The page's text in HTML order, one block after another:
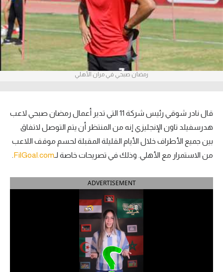
ركن الألعاب
بطولات
أمريكا 2026
الدوري الإسباني
الدوري الإيطالي
الدوري السعودي للمحترفين
رمضان صبحي في مران الأهلي
قال نادر شوقي رئيس شركة 11 التي تدير أعمال رمضان صبحي لاعب
هدرسفيلد تاون الإنجليزي إنه من المنتظر أن يتم التوصل لاتفاق
بين جميع الأطراف خلال الأيام القليلة المقبلة لحسم موقف اللاعب
من الاستمرار مع الأهلي. وذلك في تصريحات خاصة لـ FilGoal.com
ADVERTISEMENT